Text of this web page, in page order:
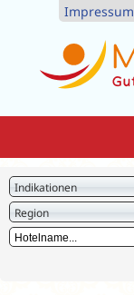
Impressum
Indikationen
Region